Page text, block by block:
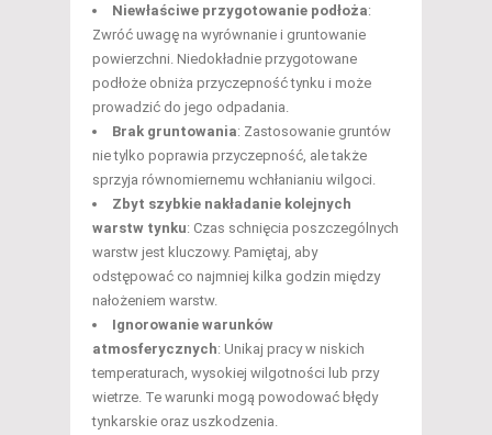
Niewłaściwe przygotowanie podłoża:
Zwróć uwagę na wyrównanie i gruntowanie
powierzchni. Niedokładnie przygotowane
podłoże obniża przyczepność tynku i może
prowadzić do jego odpadania.
Brak gruntowania: Zastosowanie gruntów
nie tylko poprawia przyczepność, ale także
sprzyja równomiernemu wchłanianiu wilgoci.
Zbyt szybkie nakładanie kolejnych
warstw tynku: Czas schnięcia poszczególnych
warstw jest kluczowy. Pamiętaj, aby
odstępować co najmniej kilka godzin między
nałożeniem warstw.
Ignorowanie warunków
atmosferycznych: Unikaj pracy w niskich
temperaturach, wysokiej wilgotności lub przy
wietrze. Te warunki mogą powodować błędy
tynkarskie oraz uszkodzenia.